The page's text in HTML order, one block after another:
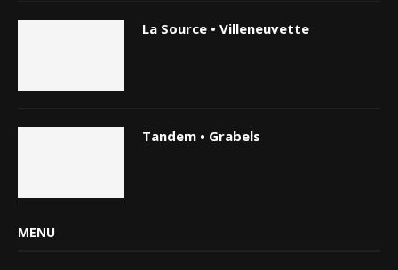
La Source • Villeneuvette
Tandem • Grabels
MENU